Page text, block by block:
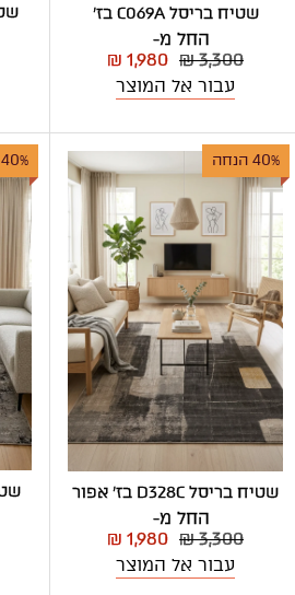
שטיח בריסל C069A בז'
החל מ-
₪ 3,300
₪ 1,980
עבור אל המוצר
40% הנחה
שטיח בריסל D328C בז' אפור
החל מ-
₪ 3,300
₪ 1,980
עבור אל המוצר
40% הנחה